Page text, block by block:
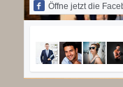
Öffne jetzt die